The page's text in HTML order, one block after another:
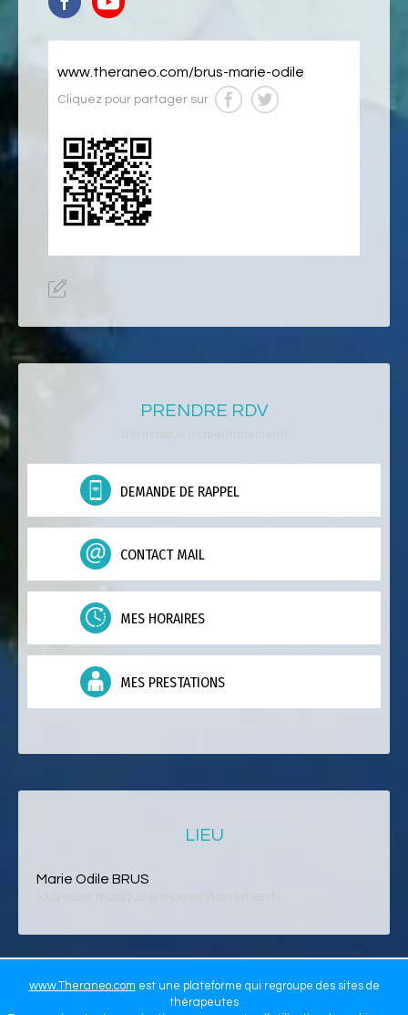
www.Theraneo.com est une plateforme qui regroupe des sites de
thérapeutes
www.theraneo.com/brus-marie-odile
Cliquez pour partager sur
PRENDRE RDV
DEMANDE DE RAPPEL
CONTACT MAIL
MES HORAIRES
MES PRESTATIONS
LIEU
Marie Odile BRUS